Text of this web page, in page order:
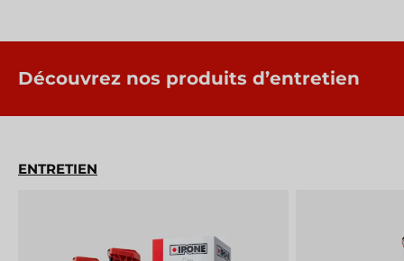
Découvrez nos produits d’entretien
ENTRETIEN